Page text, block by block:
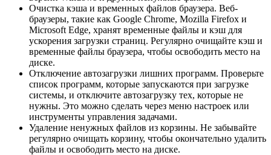
Очистка кэша и временных файлов браузера. Веб-
браузеры, такие как Google Chrome, Mozilla Firefox и
Microsoft Edge, хранят временные файлы и кэш для
ускорения загрузки страниц. Регулярно очищайте кэш и
временные файлы браузера, чтобы освободить место на
диске.
Отключение автозагрузки лишних программ. Проверьте
список программ, которые запускаются при загрузке
системы, и отключите автозагрузку тех, которые не
нужны. Это можно сделать через меню настроек или
инструменты управления задачами.
Удаление ненужных файлов из корзины. Не забывайте
регулярно очищать корзину, чтобы окончательно удалить
файлы и освободить место на диске.